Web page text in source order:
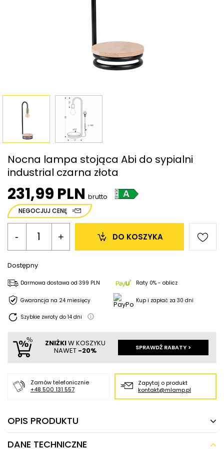
Nocna lampa stojąca Abi do sypialni
industrial czarna złota
231,99 PLN brutto
NEGOCJUJ CENĘ
- + DO KOSZYKA
Dostępny
Darmowa dostawa od 399 PLN Raty 0% - oblicz
Gwarancja na 24 miesięcy Kup i zapłać za 30 dni
Szybkie zwroty do 14 dni
ZNIŻKIW KOSZYKU
NAWET -20% SPRAWDŹ RABATY >
Zamów telefonicznie
+48 500 131 557
Zapytaj o produkt
kontakt@mlamp.pl
OPIS PRODUKTU
DANE TECHNICZNE